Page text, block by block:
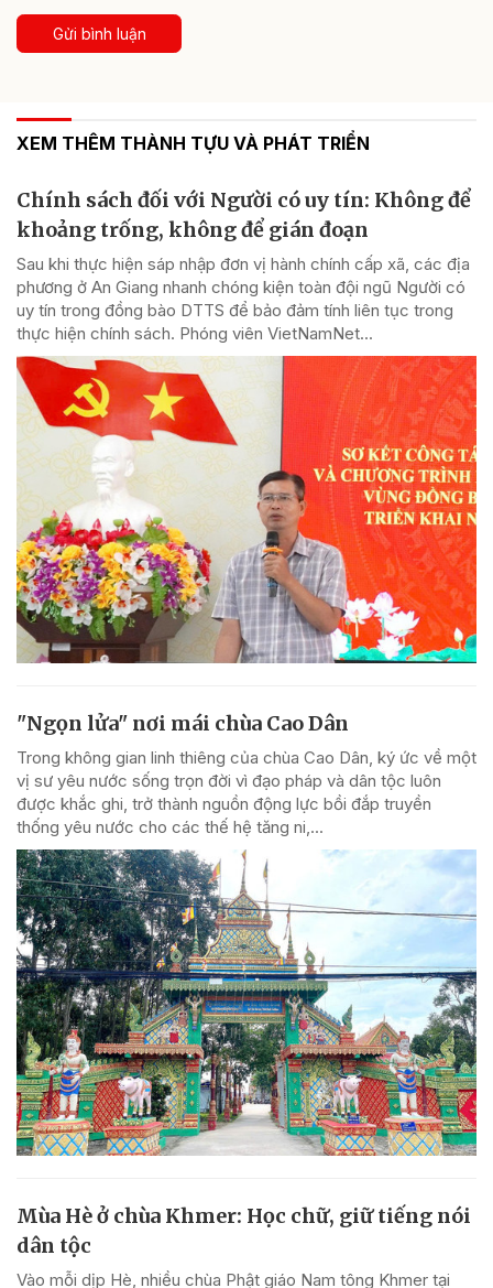
Gửi bình luận
XEM THÊM THÀNH TỰU VÀ PHÁT TRIỂN
Chính sách đối với Người có uy tín: Không để
khoảng trống, không để gián đoạn
Sau khi thực hiện sáp nhập đơn vị hành chính cấp xã, các địa
phương ở An Giang nhanh chóng kiện toàn đội ngũ Người có
uy tín trong đồng bào DTTS để bảo đảm tính liên tục trong
thực hiện chính sách. Phóng viên VietNamNet...
"Ngọn lửa" nơi mái chùa Cao Dân
Trong không gian linh thiêng của chùa Cao Dân, ký ức về một
vị sư yêu nước sống trọn đời vì đạo pháp và dân tộc luôn
được khắc ghi, trở thành nguồn động lực bồi đắp truyền
thống yêu nước cho các thế hệ tăng ni,...
Mùa Hè ở chùa Khmer: Học chữ, giữ tiếng nói
dân tộc
Vào mỗi dịp Hè, nhiều chùa Phật giáo Nam tông Khmer tại